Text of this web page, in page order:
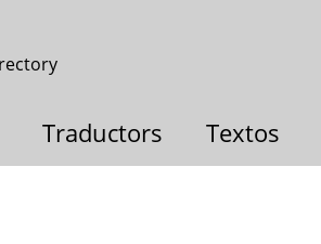
Traductors Textos